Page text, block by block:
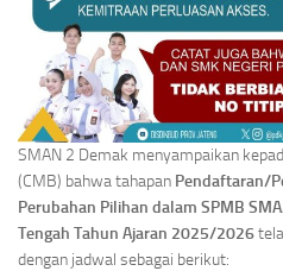
SMAN 2 Demak menyampaikan
(CMB) bahwa tahapan Pendaftaran/
Perubahan Pilihan dalam SPMB
Tengah Tahun Ajaran 2025/2026
dengan jadwal sebagai berikut: